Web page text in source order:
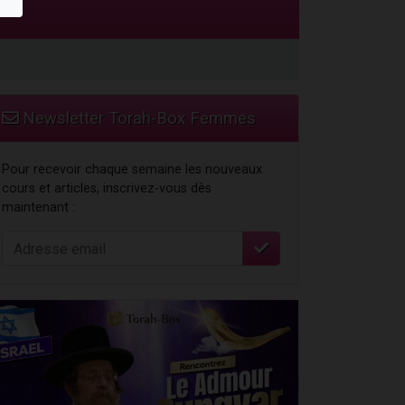
Newsletter Torah-Box Femmes
Pour recevoir chaque semaine les nouveaux
cours et articles, inscrivez-vous dès
maintenant :